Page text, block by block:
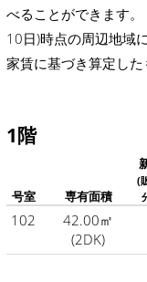
べることができます
10日)時点の周辺地域
家賃に基づき算定した
1階
号室 専有面積
(
102
42.00㎡
(2DK)